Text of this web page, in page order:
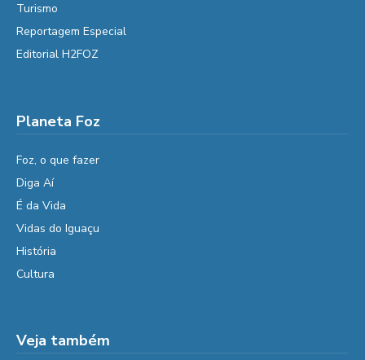
Turismo
Reportagem Especial
Editorial H2FOZ
Planeta Foz
Foz, o que fazer
Diga Aí
É da Vida
Vidas do Iguaçu
História
Cultura
Veja também